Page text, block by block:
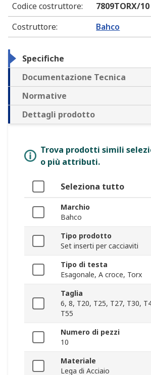
Codice costruttore:
7809TORX/10
Costruttore: Bahco
Specifiche
Documentazione Tecnica
Normative
Dettagli prodotto
Trova prodotti simili
o più attributi.
Seleziona tutto
Marchio
Bahco
Tipo prodotto
Set inserti per cacciaviti
Tipo di testa
Esagonale, A croce, Torx
Taglia
6, 8, T20, T25, T27, T30,
T55
Numero di pezzi
10
Materiale
Lega di Acciaio